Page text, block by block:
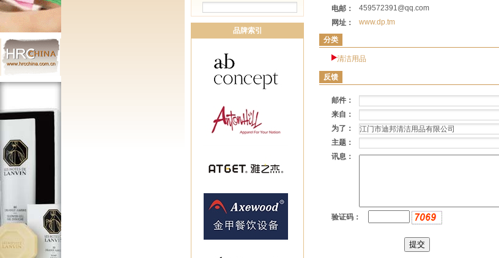
品牌索引
电邮：
459572391@qq.com
网址：
www.dp.tm
分类
清洁用品
反馈
邮件：
来自：
为了：
主题：
讯息：
验证码：